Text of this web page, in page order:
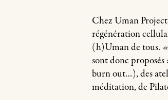
Chez Uman
régénération
(h)Uman de tous.
sont donc proposés
burn out…), des
méditation, de